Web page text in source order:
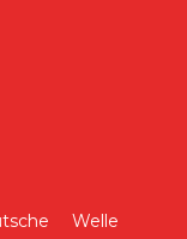
Welle